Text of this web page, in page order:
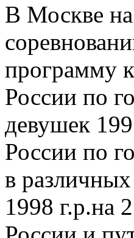
В Москве
программу
России по
девушек
России по
в
1998 г.р.на